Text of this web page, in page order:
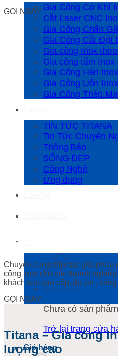
Gia Công Cơ Khí
Cắt Laser CNC
Gia Công Chấn
Gia Công Cắt Đột
Gia công Inox
Gia công tấm
Gia Công Hàn Inox
Gia Công Uốn Inox
Gia Công Thép
TIN TỨC TITANA
Tin Tức Chuyên
Thông Báo
SỐNG ĐẸP
Công Nghệ
Ứng dụng
Chưa có sản
Trở lại trang cửa
Giỏ hàng
GỌI NGAY
GIA CÔNG INOX TITANA
Chuyên cung cấp các giải pháp
công inox cho các doanh
khách sạn cao cấp, dự án ,
GỌI NGAY
Titana – Gia công
lượng cao